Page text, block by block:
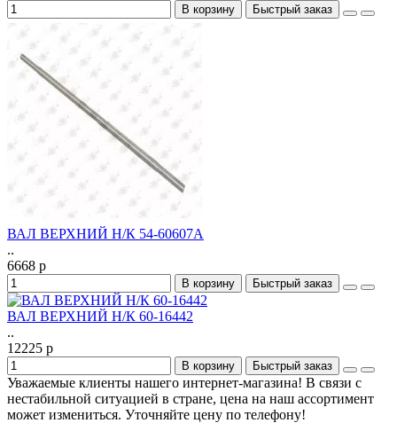
В корзину Быстрый заказ
ВАЛ ВЕРХНИЙ Н/К 54-60607А
..
6668 р
В корзину Быстрый заказ
ВАЛ ВЕРХНИЙ Н/К 60-16442
..
12225 р
В корзину Быстрый заказ
Уважаемые клиенты нашего интернет-магазина! В связи с
нестабильной ситуацией в стране, цена на наш ассортимент
может измениться. Уточняйте цену по телефону!